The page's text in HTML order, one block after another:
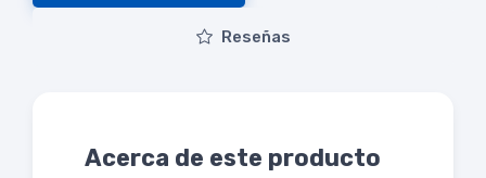
Reseñas
Acerca de este producto